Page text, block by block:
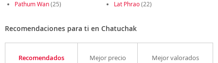
Pathum Wan(25) Lat Phrao(22)
Recomendaciones para ti en Chatuchak
Recomendados Mejor precio Mejor valorados